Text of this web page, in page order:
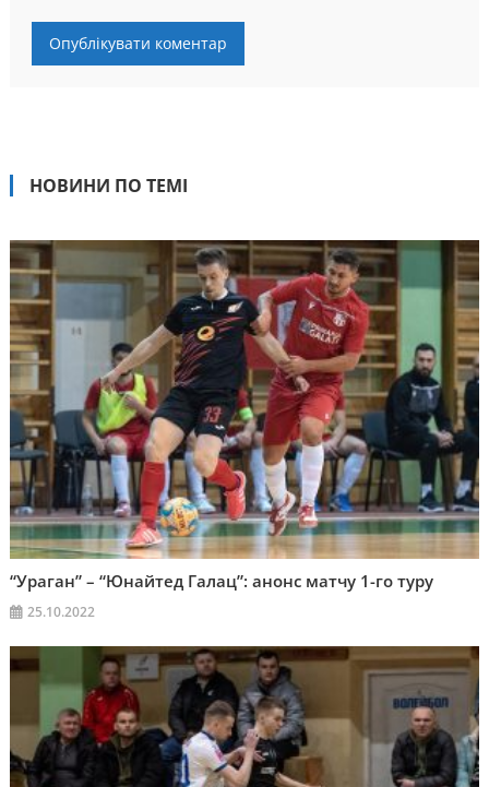
НОВИНИ ПО ТЕМІ
“Ураган” – “Юнайтед Галац”: анонс матчу 1-го туру
25.10.2022